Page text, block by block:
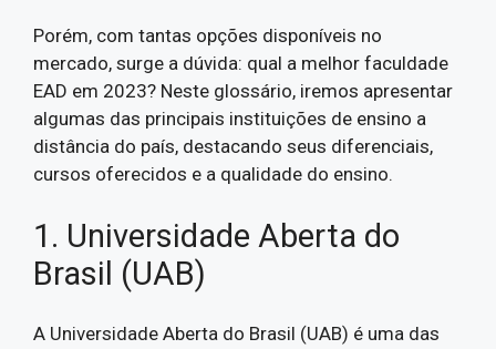
Porém, com tantas opções disponíveis no
mercado, surge a dúvida: qual a melhor faculdade
EAD em 2023? Neste glossário, iremos apresentar
algumas das principais instituições de ensino a
distância do país, destacando seus diferenciais,
cursos oferecidos e a qualidade do ensino.
1. Universidade Aberta do
Brasil (UAB)
A Universidade Aberta do Brasil (UAB) é uma das